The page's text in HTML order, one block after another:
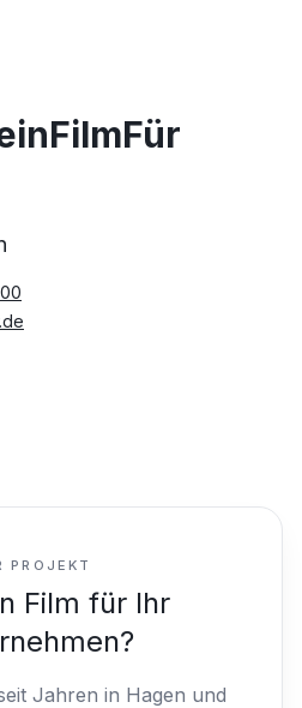
PROJEKT
Film für Ihr
Jahren in Hagen und